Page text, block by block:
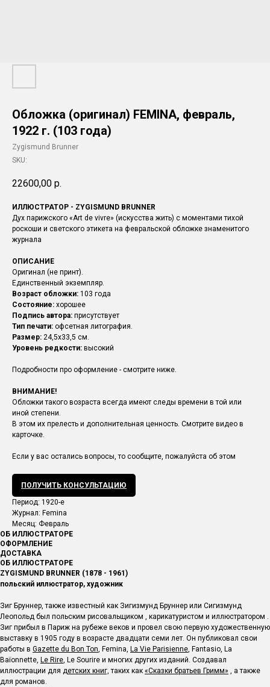
Обложка (оригинал) FEMINA, февраль,
1922 г. (103 года)
Zygismund Brunner
SKU:
22600,00 р.
ИЛЛЮСТРАТОР - ZYGISMUND BRUNNER
Дух парижского «Art de vivre» (искусства жить) с моментами тихой
роскоши и светского этикета на февральской обложке знаменитого
журнала
ОПИСАНИЕ
Оригинал (не принт).
Единственный экземпляр.
Возраст обложки: 103 года
Состояние: хорошее
Подпись автора: присутствует
Тип печати: офсетная литография.
Размер: 24,5х33,5 см.
Уровень редкости: высокий
Подробности про оформление - смотрите ниже.
ВНИМАНИЕ!
Обложки такого возраста всегда имеют следы времени в той или
иной степени.
В этом их прелесть и дополнительная ценность. Смотрите видео в
карточке.
Если у вас остались вопросы, то сообщите, пожалуйста об этом
ПОЛУЧИТЬ КОНСУЛЬТАЦИЮ
Период: 1920-е
Журнал: Femina
Месяц: Февраль
ОБ ИЛЛЮСТРАТОРЕ
ОФОРМЛЕНИЕ
ДОСТАВКА
ОБ ИЛЛЮСТРАТОРЕ
ZYGISMUND BRUNNER (1878 - 1961)
польский иллюстратор, художник
Зиг Бруннер, также известный как Зигизмунд Бруннер или Сигизмунд
Леопольд был польским рисовальщиком , карикатуристом и иллюстратором .
Зиг прибыл в Париж на рубеже веков и провел свою первую художественную
выставку в 1905 году в возрасте двадцати семи лет. Он публиковал свои
работы в Gazette du Bon Ton, Femina, La Vie Parisienne, Fantasio, La
Baïonnette, Le Rire, Le Sourire и многих других изданий. Создавал
иллюстрации для детских книг, таких как «Сказки братьев Гримм» , а также
для романов.